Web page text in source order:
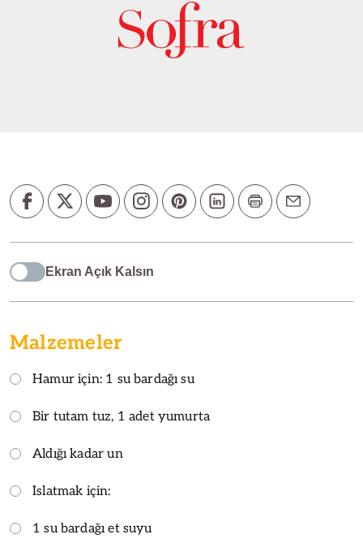
Ekran Açık Kalsın
Malzemeler
Hamur için: 1 su bardağı su
Bir tutam tuz, 1 adet yumurta
Aldığı kadar un
Islatmak için:
1 su bardağı et suyu